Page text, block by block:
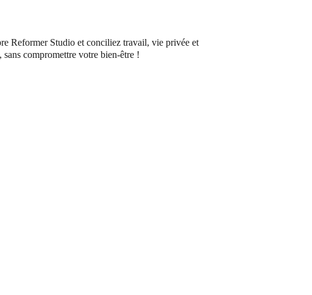
Reformer Studio et conciliez travail, vie privée et
compromettre votre bien-être !